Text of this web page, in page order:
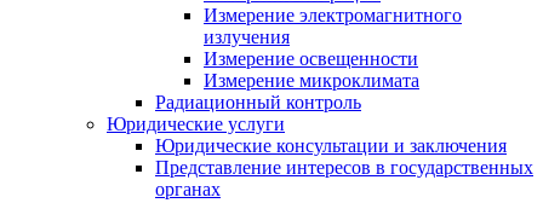
Измерение электромагнитного
излучения
Измерение освещенности
Измерение микроклимата
Радиационный контроль
Юридические услуги
Юридические консультации и заключения
Представление интересов в государственных
органах​